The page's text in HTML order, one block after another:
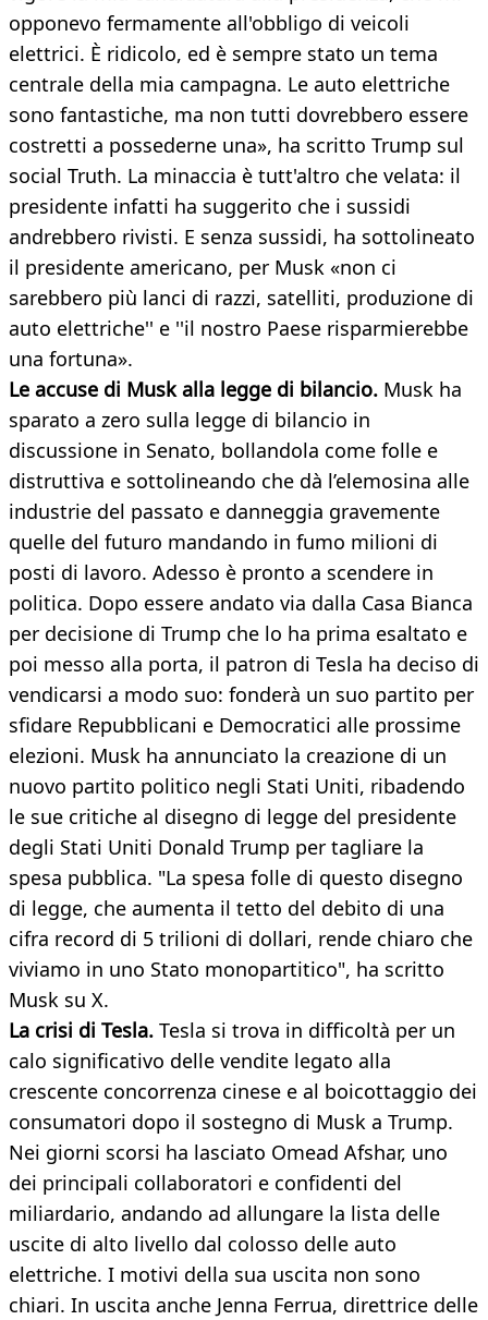
opponevo fermamente all'obbligo di veicoli
elettrici. È ridicolo, ed è sempre stato un tema
centrale della mia campagna. Le auto elettriche
sono fantastiche, ma non tutti dovrebbero essere
costretti a possederne una», ha scritto Trump sul
social Truth. La minaccia è tutt'altro che velata: il
presidente infatti ha suggerito che i sussidi
andrebbero rivisti. E senza sussidi, ha sottolineato
il presidente americano, per Musk «non ci
sarebbero più lanci di razzi, satelliti, produzione di
auto elettriche'' e ''il nostro Paese risparmierebbe
una fortuna».
Le accuse di Musk alla legge di bilancio. Musk ha
sparato a zero sulla legge di bilancio in
discussione in Senato, bollandola come folle e
distruttiva e sottolineando che dà l’elemosina alle
industrie del passato e danneggia gravemente
quelle del futuro mandando in fumo milioni di
posti di lavoro. Adesso è pronto a scendere in
politica. Dopo essere andato via dalla Casa Bianca
per decisione di Trump che lo ha prima esaltato e
poi messo alla porta, il patron di Tesla ha deciso di
vendicarsi a modo suo: fonderà un suo partito per
sfidare Repubblicani e Democratici alle prossime
elezioni. Musk ha annunciato la creazione di un
nuovo partito politico negli Stati Uniti, ribadendo
le sue critiche al disegno di legge del presidente
degli Stati Uniti Donald Trump per tagliare la
spesa pubblica. "La spesa folle di questo disegno
di legge, che aumenta il tetto del debito di una
cifra record di 5 trilioni di dollari, rende chiaro che
viviamo in uno Stato monopartitico", ha scritto
Musk su X.
La crisi di Tesla. Tesla si trova in difficoltà per un
calo significativo delle vendite legato alla
crescente concorrenza cinese e al boicottaggio dei
consumatori dopo il sostegno di Musk a Trump.
Nei giorni scorsi ha lasciato Omead Afshar, uno
dei principali collaboratori e confidenti del
miliardario, andando ad allungare la lista delle
uscite di alto livello dal colosso delle auto
elettriche. I motivi della sua uscita non sono
chiari. In uscita anche Jenna Ferrua, direttrice delle